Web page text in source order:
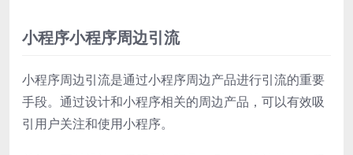
小程序小程序周边引流
小程序周边引流是通过小程序周边产品进行引流的重要
手段。通过设计和小程序相关的周边产品，可以有效吸
引用户关注和使用小程序。